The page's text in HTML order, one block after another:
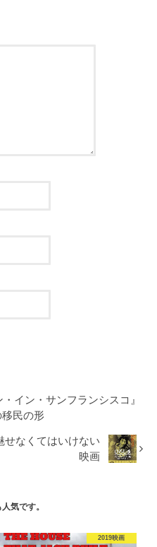
・イン・サンフランシスコ』
民の形
せなくてはいけない
映画
気です。
2019映画